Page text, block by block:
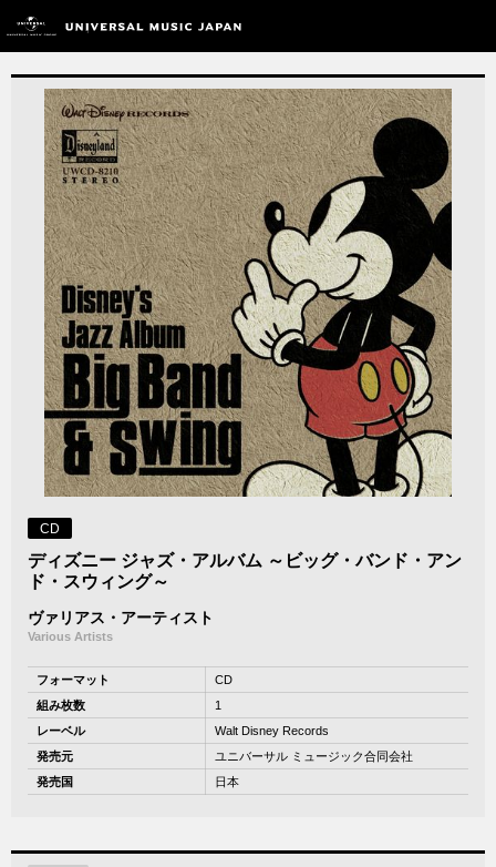
CD
ディズニー ジャズ・アルバム ～ビッグ・バンド・アン
ド・スウィング～
ヴァリアス・アーティスト
Various Artists
フォーマット
CD
組み枚数
1
レーベル
Walt Disney Records
発売元
ユニバーサル ミュージック合同会社
発売国
日本